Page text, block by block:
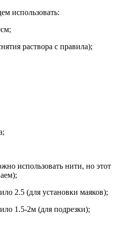
использовать:
раствора с правила);
использовать нити, но этот
2.5 (для установки маяков);
1.5-2м (для подрезки);